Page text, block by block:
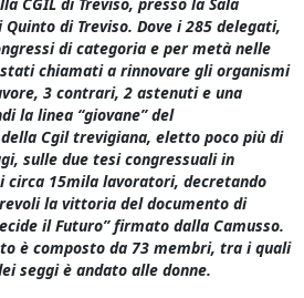
di Treviso. Dove i 285 delegati,
di categoria e per metà nelle
chiamati a rinnovare gli organismi
3 contrari, 2 astenuti e una
la linea “giovane” del
Cgil trevigiana, eletto poco più di
sulle due tesi congressuali in
circa 15mila lavoratori, decretando
la vittoria del documento di
il Futuro” firmato dalla Camusso.
è composto da 73 membri, tra i quali
seggi è andato alle donne.